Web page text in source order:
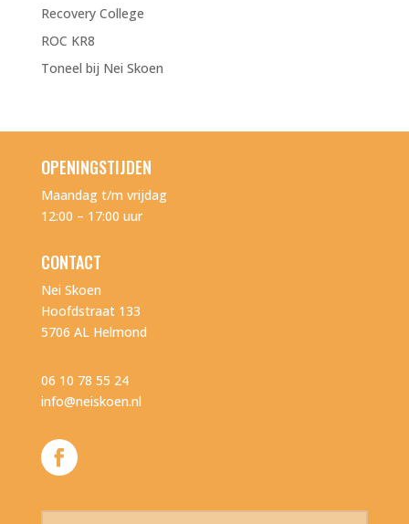
Recovery College
ROC KR8
Toneel bij Nei Skoen
OPENINGSTIJDEN
Maandag t/m vrijdag
12:00 – 17:00 uur
CONTACT
Nei Skoen
Hoofdstraat 133
5706 AL Helmond
06 10 78 55 24
info@neiskoen.nl